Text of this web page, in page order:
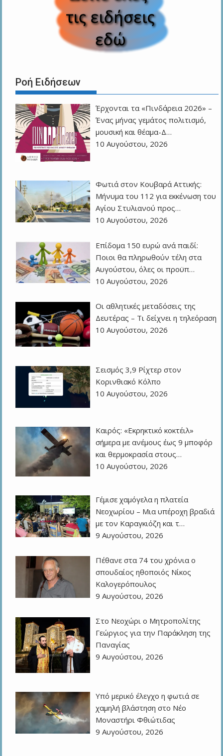
Ροή Ειδήσεων
Έρχονται τα «Πινδάρεια 2026» –
Ένας μήνας γεμάτος πολιτισμό,
μουσική και θέαμα-Δ…
10 Αυγούστου, 2026
Φωτιά στον Κουβαρά Αττικής:
Μήνυμα του 112 για εκκένωση του
Αγίου Στυλιανού προς…
10 Αυγούστου, 2026
Επίδομα 150 ευρώ ανά παιδί:
Ποιοι θα πληρωθούν τέλη στα
Αυγούστου, όλες οι προϋπ…
10 Αυγούστου, 2026
Οι αθλητικές μεταδόσεις της
Δευτέρας – Τι δείχνει η τηλεόραση
10 Αυγούστου, 2026
Σεισμός 3,9 Ρίχτερ στον
Κορινθιακό Κόλπο
10 Αυγούστου, 2026
Καιρός: «Εκρηκτικό κοκτέιλ»
σήμερα με ανέμους έως 9 μποφόρ
και θερμοκρασία στους…
10 Αυγούστου, 2026
Γέμισε χαμόγελα η πλατεία
Νεοχωρίου – Μια υπέροχη βραδιά
με τον Καραγκιόζη και τ…
9 Αυγούστου, 2026
Πέθανε στα 74 του χρόνια ο
σπουδαίος ηθοποιός Νίκος
Καλογερόπουλος
9 Αυγούστου, 2026
Στο Νεοχώρι ο Μητροπολίτης
Γεώργιος για την Παράκληση της
Παναγίας
9 Αυγούστου, 2026
Υπό μερικό έλεγχο η φωτιά σε
χαμηλή βλάστηση στο Νέο
Μοναστήρι Φθιώτιδας
9 Αυγούστου, 2026